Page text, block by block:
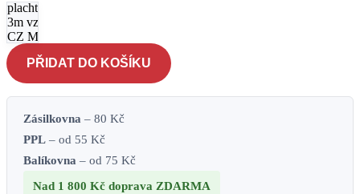
plachta 3m x
3m vzor 95
CZ MAX
FUCHS
množství
PŘIDAT DO KOŠÍKU
Zásilkovna – 80 Kč
PPL – od 55 Kč
Balíkovna – od 75 Kč
Nad 1 800 Kč doprava ZDARMA